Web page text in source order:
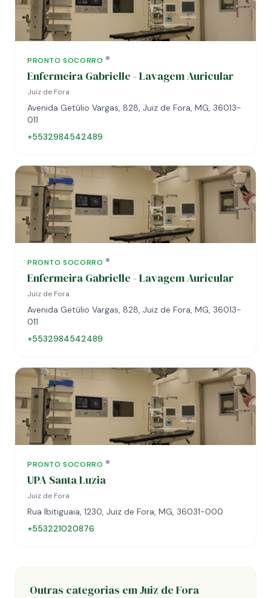
PRONTO SOCORRO
Enfermeira Gabrielle - Lavagem Auricular
Juiz de Fora
Avenida Getúlio Vargas, 828, Juiz de Fora, MG, 36013-
011
+5532984542489
PRONTO SOCORRO
Enfermeira Gabrielle - Lavagem Auricular
Juiz de Fora
Avenida Getúlio Vargas, 828, Juiz de Fora, MG, 36013-
011
+5532984542489
PRONTO SOCORRO
UPA Santa Luzia
Juiz de Fora
Rua Ibitiguaia, 1230, Juiz de Fora, MG, 36031-000
+553221020876
Outras categorias em Juiz de Fora